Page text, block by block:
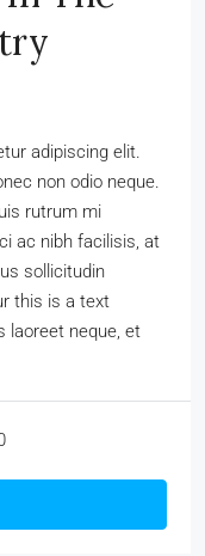
adipiscing elit.
non odio neque.
rutrum mi
ac nibh facilisis, at
sollicitudin
this is a text
laoreet neque, et